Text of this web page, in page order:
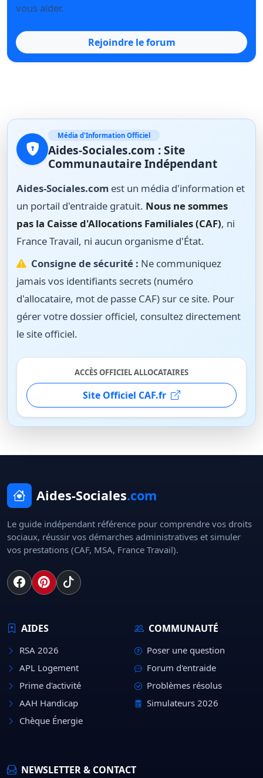
vous aider.
Rejoindre le forum
Média d'Information Officiel
Aides-Sociales.com : Site
Communautaire Indépendant
Aides-Sociales.com est un média d'information et
un portail d'entraide gratuit. Nous ne sommes
pas la Caisse d'Allocations Familiales (CAF), ni
France Travail, ni aucun organisme d'État.
Consigne de sécurité : Ne communiquez
jamais vos identifiants secrets (numéro
d'allocataire, mot de passe CAF) sur ce site. Pour
gérer votre dossier officiel, consultez directement
le site officiel.
ACCÈS OFFICIEL ALLOCATAIRES
Site Officiel CAF.fr
Aides-Sociales.com
Le guide indépendant référence pour comprendre vos droits
sociaux, réussir vos démarches administratives et simuler
vos prestations (CAF, MSA, France Travail).
AIDES
RSA 2026
APL Logement
Prime d'activité
AAH Handicap
Chèque Énergie
COMMUNAUTÉ
Poser une question
Forum d'entraide
Problèmes résolus
Simulateurs 2026
NEWSLETTER & CONTACT